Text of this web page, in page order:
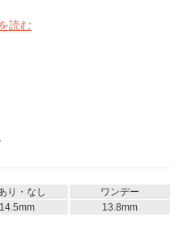
読む
り・なし
ワンデー
14.5mm
13.8mm